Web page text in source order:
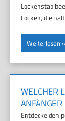
Lockenstab
Locken, die
Weiterlesen
WELCHER
Entdecke den